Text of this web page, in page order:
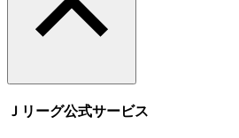
Ｊリーグ公式サービス